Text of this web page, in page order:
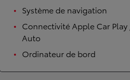
Système de navigation
Connectivité Apple Car
Auto
Ordinateur de bord